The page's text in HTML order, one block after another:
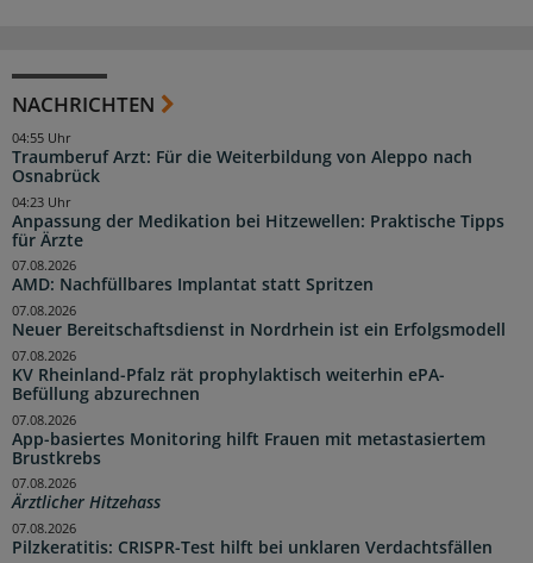
NACHRICHTEN
Traumberuf Arzt: Für die Weiterbildung von Aleppo nach
Osnabrück
04:55 Uhr
Anpassung der Medikation bei Hitzewellen: Praktische Tipps
für Ärzte
04:23 Uhr
AMD: Nachfüllbares Implantat statt Spritzen
07.08.2026
Neuer Bereitschaftsdienst in Nordrhein ist ein Erfolgsmodell
07.08.2026
KV Rheinland-Pfalz rät prophylaktisch weiterhin ePA-
Befüllung abzurechnen
07.08.2026
App-basiertes Monitoring hilft Frauen mit metastasiertem
Brustkrebs
07.08.2026
Ärztlicher Hitzehass
07.08.2026
Pilzkeratitis: CRISPR-Test hilft bei unklaren Verdachtsfällen
07.08.2026